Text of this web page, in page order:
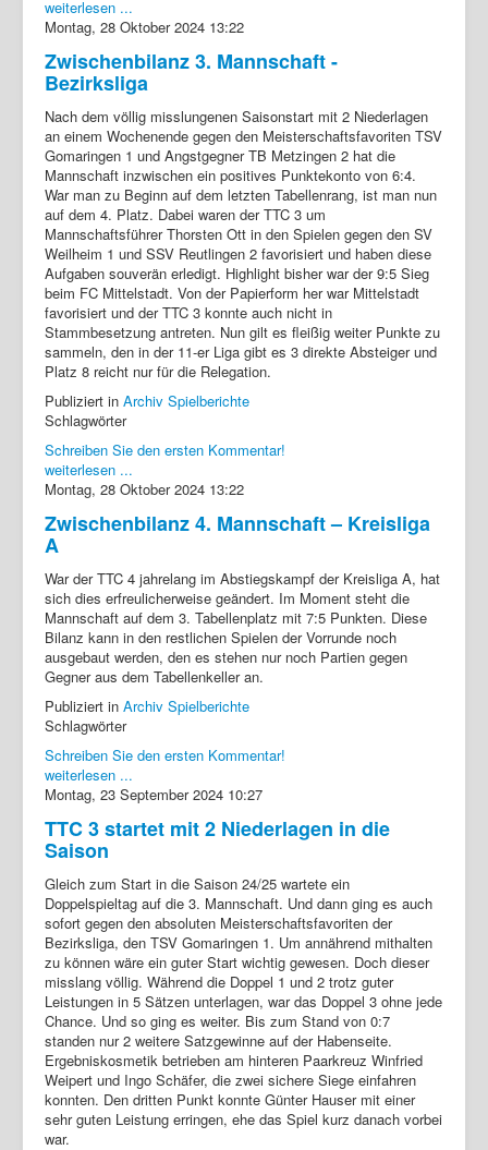
weiterlesen ...
Montag, 28 Oktober 2024 13:22
Zwischenbilanz 3. Mannschaft -
Bezirksliga
Nach dem völlig misslungenen Saisonstart mit 2 Niederlagen
an einem Wochenende gegen den Meisterschaftsfavoriten TSV
Gomaringen 1 und Angstgegner TB Metzingen 2 hat die
Mannschaft inzwischen ein positives Punktekonto von 6:4.
War man zu Beginn auf dem letzten Tabellenrang, ist man nun
auf dem 4. Platz. Dabei waren der TTC 3 um
Mannschaftsführer Thorsten Ott in den Spielen gegen den SV
Weilheim 1 und SSV Reutlingen 2 favorisiert und haben diese
Aufgaben souverän erledigt. Highlight bisher war der 9:5 Sieg
beim FC Mittelstadt. Von der Papierform her war Mittelstadt
favorisiert und der TTC 3 konnte auch nicht in
Stammbesetzung antreten. Nun gilt es fleißig weiter Punkte zu
sammeln, den in der 11-er Liga gibt es 3 direkte Absteiger und
Platz 8 reicht nur für die Relegation.
Publiziert in Archiv Spielberichte
Schlagwörter
Schreiben Sie den ersten Kommentar!
weiterlesen ...
Montag, 28 Oktober 2024 13:22
Zwischenbilanz 4. Mannschaft – Kreisliga
A
War der TTC 4 jahrelang im Abstiegskampf der Kreisliga A, hat
sich dies erfreulicherweise geändert. Im Moment steht die
Mannschaft auf dem 3. Tabellenplatz mit 7:5 Punkten. Diese
Bilanz kann in den restlichen Spielen der Vorrunde noch
ausgebaut werden, den es stehen nur noch Partien gegen
Gegner aus dem Tabellenkeller an.
Publiziert in Archiv Spielberichte
Schlagwörter
Schreiben Sie den ersten Kommentar!
weiterlesen ...
Montag, 23 September 2024 10:27
TTC 3 startet mit 2 Niederlagen in die
Saison
Gleich zum Start in die Saison 24/25 wartete ein
Doppelspieltag auf die 3. Mannschaft. Und dann ging es auch
sofort gegen den absoluten Meisterschaftsfavoriten der
Bezirksliga, den TSV Gomaringen 1. Um annährend mithalten
zu können wäre ein guter Start wichtig gewesen. Doch dieser
misslang völlig. Während die Doppel 1 und 2 trotz guter
Leistungen in 5 Sätzen unterlagen, war das Doppel 3 ohne jede
Chance. Und so ging es weiter. Bis zum Stand von 0:7
standen nur 2 weitere Satzgewinne auf der Habenseite.
Ergebniskosmetik betrieben am hinteren Paarkreuz Winfried
Weipert und Ingo Schäfer, die zwei sichere Siege einfahren
konnten. Den dritten Punkt konnte Günter Hauser mit einer
sehr guten Leistung erringen, ehe das Spiel kurz danach vorbei
war.